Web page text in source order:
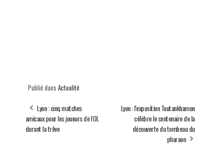
Publié dans Actualité
Lyon : cinq matches
amicaux pour les joueurs de l'OL
durant la trêve
Lyon : l'exposition Toutankhamon
célèbre le centenaire de la
découverte du tombeau du
pharaon